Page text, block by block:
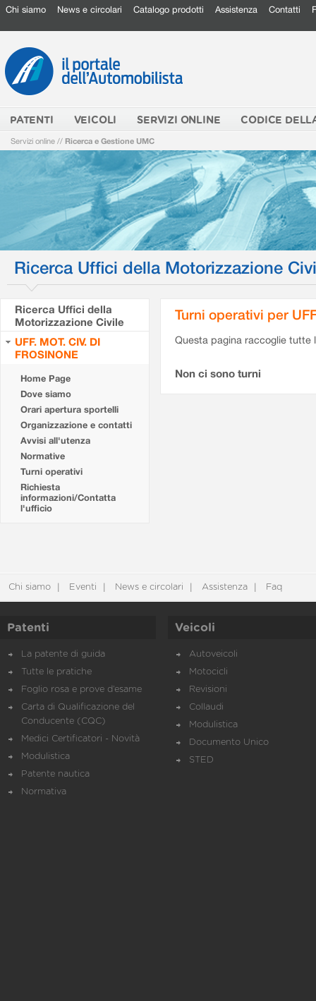
Chi siamo News e circolari Catalogo prodotti Assistenza Contatti
PATENTI VEICOLI SERVIZI ONLINE CODICE
Servizi online // Ricerca e Gestione UMC
Ricerca Uffici della Motorizzazione
Ricerca Uffici della
Motorizzazione Civile
UFF. MOT. CIV. DI
FROSINONE
Home Page
Dove siamo
Orari apertura sportelli
Organizzazione e contatti
Avvisi all'utenza
Normative
Turni operativi
Richiesta
informazioni/Contatta
l'ufficio
Turni operativi per
Questa pagina raccoglie tutte
Non ci sono turni
Chi siamo Eventi News e circolari Assistenza Faq
Patenti
La patente di guida
Tutte le pratiche
Foglio rosa e prove d’esame
Carta di Qualificazione del
Conducente (CQC)
Medici Certificatori - Novità
Modulistica
Patente nautica
Normativa
Veicoli
Autoveicoli
Motocicli
Revisioni
Collaudi
Modulistica
Documento Unico
STED